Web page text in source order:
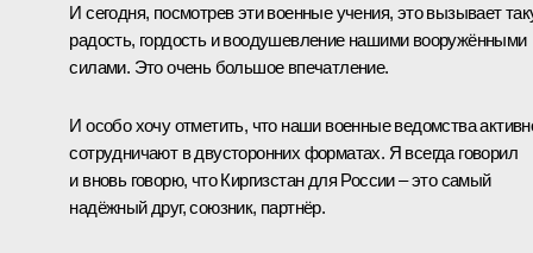
И сегодня, посмотрев эти военные учения, это вызывает
радость, гордость и воодушевление нашими вооружёнными
силами. Это очень большое впечатление.
И особо хочу отметить, что наши военные ведомства
сотрудничают в двусторонних форматах. Я всегда говорил
и вновь говорю, что Киргизстан для России – это самый
надёжный друг, союзник, партнёр.